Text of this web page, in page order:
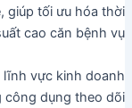
giúp tối ưu hóa thời
cao căn bệnh vụ.
vực kinh doanh
công dụng theo dõi